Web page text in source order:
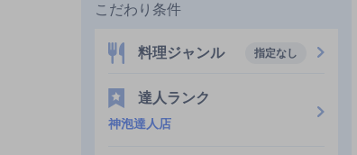
こだわり条件
料理ジャンル 指定なし
達人ランク
神泡達人店